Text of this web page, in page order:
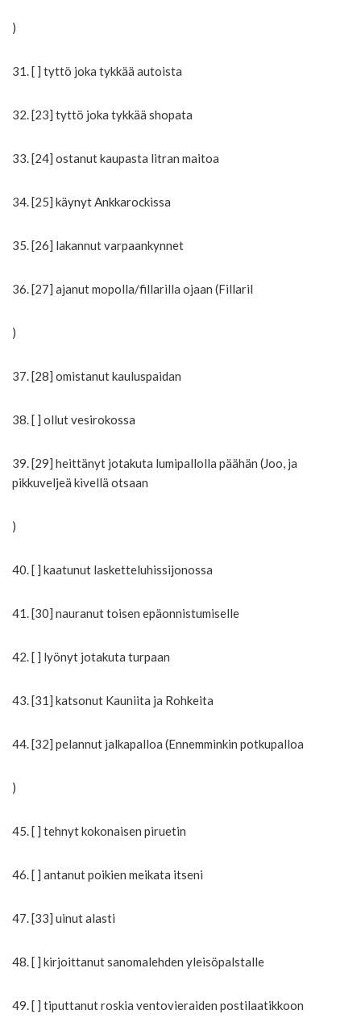
)
31. [ ] tyttö joka tykkää autoista
32. [23] tyttö joka tykkää shopata
33. [24] ostanut kaupasta litran maitoa
34. [25] käynyt Ankkarockissa
35. [26] lakannut varpaankynnet
36. [27] ajanut mopolla/fillarilla ojaan (Fillaril
)
37. [28] omistanut kauluspaidan
38. [ ] ollut vesirokossa
39. [29] heittänyt jotakuta lumipallolla päähän (Joo, ja
pikkuveljeä kivellä otsaan
)
40. [ ] kaatunut lasketteluhissijonossa
41. [30] nauranut toisen epäonnistumiselle
42. [ ] lyönyt jotakuta turpaan
43. [31] katsonut Kauniita ja Rohkeita
44. [32] pelannut jalkapalloa (Ennemminkin potkupalloa
)
45. [ ] tehnyt kokonaisen piruetin
46. [ ] antanut poikien meikata itseni
47. [33] uinut alasti
48. [ ] kirjoittanut sanomalehden yleisöpalstalle
49. [ ] tiputtanut roskia ventovieraiden postilaatikkoon